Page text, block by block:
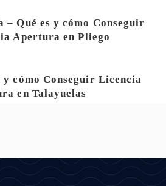
– Qué es y cómo Conseguir
Apertura en Pliego
y cómo Conseguir Licencia
en Talayuelas